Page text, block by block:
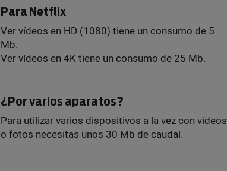
Para Netflix
Ver vídeos en HD (1080) tiene un consumo de 5
Mb.
Ver vídeos en 4K tiene un consumo de 25 Mb.
¿Por varios aparatos?
Para utilizar varios dispositivos a la vez con vídeos
o fotos necesitas unos 30 Mb de caudal.